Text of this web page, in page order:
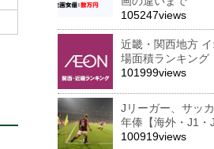
105247views
近畿・関西地方
場面積ランキング
101999views
Jリーガー、サッ
年俸【海外・J1・
100919views